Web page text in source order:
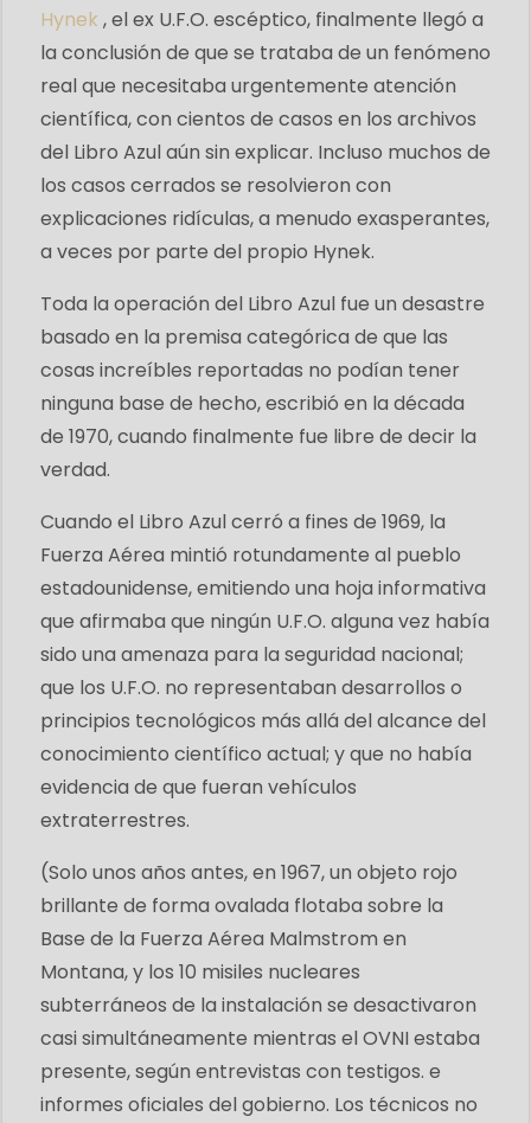
Hynek , el ex U.F.O. escéptico, finalmente llegó a
la conclusión de que se trataba de un fenómeno
real que necesitaba urgentemente atención
científica, con cientos de casos en los archivos
del Libro Azul aún sin explicar. Incluso muchos de
los casos cerrados se resolvieron con
explicaciones ridículas, a menudo exasperantes,
a veces por parte del propio Hynek.
Toda la operación del Libro Azul fue un desastre
basado en la premisa categórica de que las
cosas increíbles reportadas no podían tener
ninguna base de hecho, escribió en la década
de 1970, cuando finalmente fue libre de decir la
verdad.
Cuando el Libro Azul cerró a fines de 1969, la
Fuerza Aérea mintió rotundamente al pueblo
estadounidense, emitiendo una hoja informativa
que afirmaba que ningún U.F.O. alguna vez había
sido una amenaza para la seguridad nacional;
que los U.F.O. no representaban desarrollos o
principios tecnológicos más allá del alcance del
conocimiento científico actual; y que no había
evidencia de que fueran vehículos
extraterrestres.
(Solo unos años antes, en 1967, un objeto rojo
brillante de forma ovalada flotaba sobre la
Base de la Fuerza Aérea Malmstrom en
Montana, y los 10 misiles nucleares
subterráneos de la instalación se desactivaron
casi simultáneamente mientras el OVNI estaba
presente, según entrevistas con testigos. e
informes oficiales del gobierno. Los técnicos no